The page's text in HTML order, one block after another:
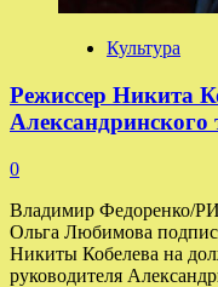
Культура
Режиссер Никита
Александринского
0
Владимир Федоренко/
Ольга Любимова
Никиты Кобелева на
руководителя